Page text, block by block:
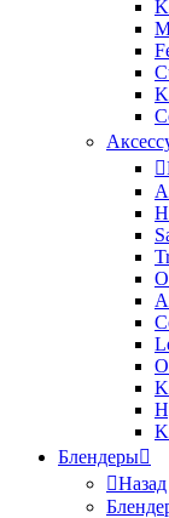
Блендеры
Назад